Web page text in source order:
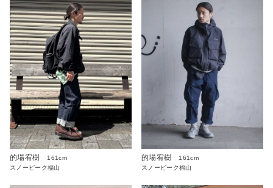
的場宥樹
161cm
スノーピーク福山
的場宥樹
161cm
スノーピーク福山